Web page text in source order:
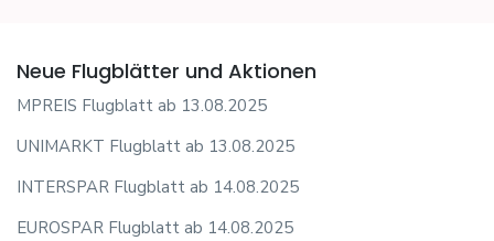
Neue Flugblätter und Aktionen
MPREIS Flugblatt ab 13.08.2025
UNIMARKT Flugblatt ab 13.08.2025
INTERSPAR Flugblatt ab 14.08.2025
EUROSPAR Flugblatt ab 14.08.2025